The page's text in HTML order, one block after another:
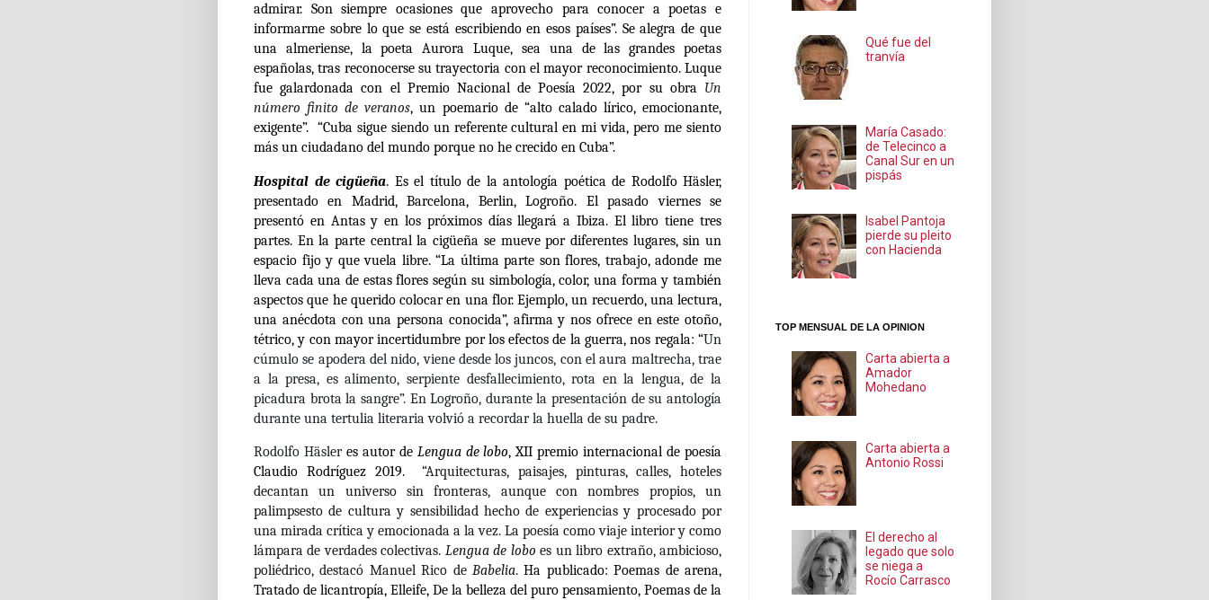
admirar. Son siempre ocasiones que aprovecho para conocer a poetas e
informarme sobre lo que se está escribiendo en esos países”. Se alegra de que
una almeriense, la poeta Aurora Luque, sea una de las grandes poetas
españolas, tras reconocerse su trayectoria con el mayor reconocimiento. Luque
fue galardonada con el Premio Nacional de Poesía 2022, por su obra Un
número finito de veranos, un poemario de “alto calado lírico, emocionante,
exigente”. “Cuba sigue siendo un referente cultural en mi vida, pero me siento
más un ciudadano del mundo porque no he crecido en Cuba”.
Hospital de cigüeña. Es el título de la antología poética de Rodolfo Häsler,
presentado en Madrid, Barcelona, Berlin, Logroño. El pasado viernes se
presentó en Antas y en los próximos días llegará a Ibiza. El libro tiene tres
partes. En la parte central la cigüeña se mueve por diferentes lugares, sin un
espacio fijo y que vuela libre. “La última parte son flores, trabajo, adonde me
lleva cada una de estas flores según su simbología, color, una forma y también
aspectos que he querido colocar en una flor. Ejemplo, un recuerdo, una lectura,
una anécdota con una persona conocida”, afirma y nos ofrece en este otoño,
tétrico, y con mayor incertidumbre por los efectos de la guerra, nos regala: “Un
cúmulo se apodera del nido, viene desde los juncos, con el aura maltrecha, trae
a la presa, es alimento, serpiente desfallecimiento, rota en la lengua, de la
picadura brota la sangre”. En Logroño, durante la presentación de su antología
durante una tertulia literaria volvió a recordar la huella de su padre.
Rodolfo Häsleres autor de Lengua de lobo,XII premio internacional de poesía
Claudio Rodríguez 2019.
“Arquitecturas, paisajes, pinturas, calles, hoteles
decantan un universo sin fronteras, aunque con nombres propios, un
palimpsesto de cultura y sensibilidad hecho de experiencias y procesado por
una mirada crítica y emocionada a la vez. La poesía como viaje interior y como
lámpara de verdades colectivas. Lengua de lobo es un libro extraño, ambicioso,
poliédrico, destacó Manuel Rico de Babelia.Ha publicado: Poemas de arena,
Tratado de licantropía, Elleife, De la belleza del puro pensamiento, Poemas de la
Qué fue del
tranvía
María Casado:
de Telecinco a
Canal Sur en un
pispás
Isabel Pantoja
pierde su pleito
con Hacienda
TOP MENSUAL DE LA OPINION
Carta abierta a
Amador
Mohedano
Carta abierta a
Antonio Rossi
El derecho al
legado que solo
se niega a
Rocío Carrasco